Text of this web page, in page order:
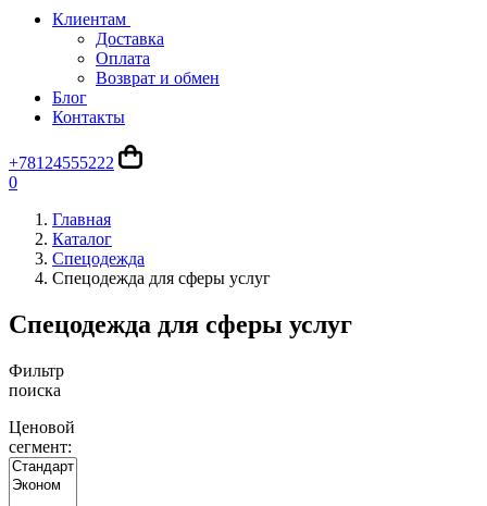
Клиентам
Доставка
Оплата
Возврат и обмен
Блог
Контакты
+78124555222
0
Главная
Каталог
Спецодежда
Спецодежда для сферы услуг
Спецодежда для сферы услуг
Фильтр
поиска
Ценовой
сегмент: